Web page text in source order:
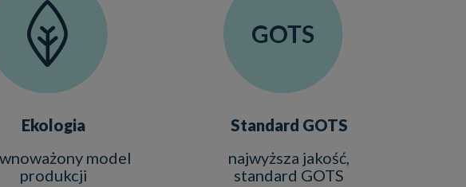
Ekologia
model
produkcji
Standard GOTS
najwyższa jakość,
standard GOTS